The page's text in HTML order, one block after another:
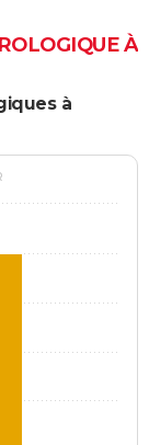
À
à